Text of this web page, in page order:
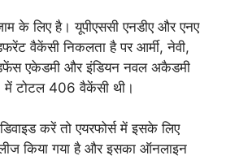
के लिए है। यूपीएससी एनडीए और एनए
वैकेंसी निकलता है पर आर्मी, नेवी,
एकेडमी और इंडियन नवल अकैडमी
में टोटल 406 वैकेंसी थी।
करें तो एयरफोर्स में इसके लिए
किया गया है और इसका ऑनलाइन